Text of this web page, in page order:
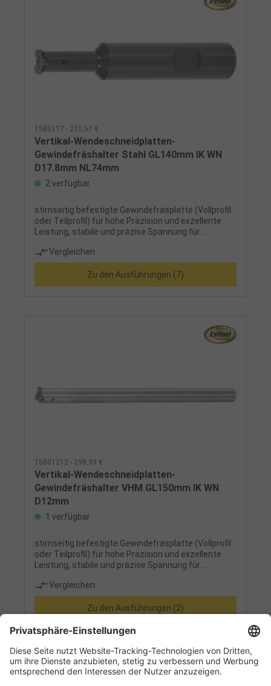
1580117 - 210,51 €
Vertikal-Wendeschneidplatten-
Gewindefräshalter Stahl GL140mm IK WN
D17,8mm NL74mm
2 verfügbar
stirnseitig befestigte Gewindefräsplatte (Vollprofil
oder Teilprofil) für hohe Präzision und exzellente
Leistung, stabile und präzise Spannung für
Oberflächengüten
Vergleichen
Zu den Ausführungen (7)
15801212 - 298,93 €
Vertikal-Wendeschneidplatten-
Gewindefräshalter VHM GL150mm IK WN
D12mm
1 verfügbar
stirnseitig befestigte Gewindefräsplatte (Vollprofil
oder Teilprofil) für hohe Präzision und exzellente
Leistung, stabile und präzise Spannung für
Oberflächengüten
Vergleichen
Zu den Ausführungen (2)